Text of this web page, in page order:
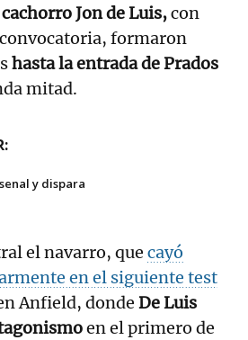
Jon de Luis,con
formaron
hasta la entrada de Prados
mitad.
y dispara
el navarro, que cayó
en el siguiente test
Anfield, donde De Luis
en el primero de